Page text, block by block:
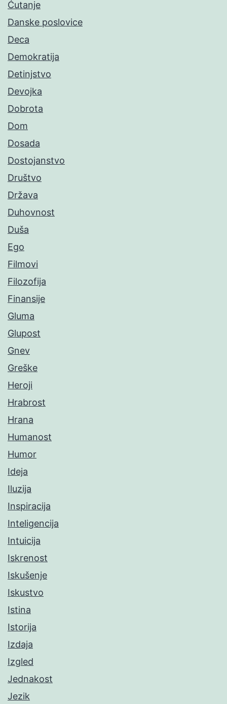
Ćutanje
Danske poslovice
Deca
Demokratija
Detinjstvo
Devojka
Dobrota
Dom
Dosada
Dostojanstvo
Društvo
Država
Duhovnost
Duša
Ego
Filmovi
Filozofija
Finansije
Gluma
Glupost
Gnev
Greške
Heroji
Hrabrost
Hrana
Humanost
Humor
Ideja
Iluzija
Inspiracija
Inteligencija
Intuicija
Iskrenost
Iskušenje
Iskustvo
Istina
Istorija
Izdaja
Izgled
Jednakost
Jezik